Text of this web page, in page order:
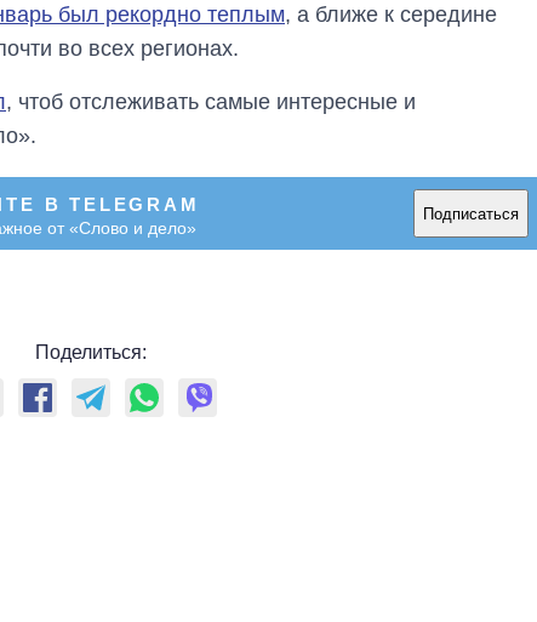
был рекордно теплым, а ближе к середине
во всех регионах.
, чтоб отслеживать самые интересные и
В TELEGRAM
от «Слово и дело»
Подписаться
Поделиться: